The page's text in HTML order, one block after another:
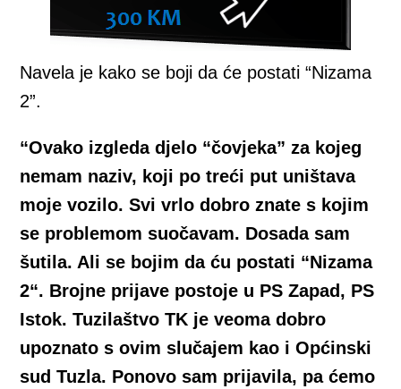
Navela je kako se boji da će postati “Nizama
2”.
“Ovako izgleda djelo “čovjeka” za kojeg
nemam naziv, koji po treći put uništava
moje vozilo. Svi vrlo dobro znate s kojim
se problemom suočavam. Dosada sam
šutila. Ali se bojim da ću postati “Nizama
2“. Brojne prijave postoje u PS Zapad, PS
Istok. Tuzilaštvo TK je veoma dobro
upoznato s ovim slučajem kao i Općinski
sud Tuzla. Ponovo sam prijavila, pa ćemo